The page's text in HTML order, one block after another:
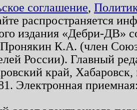
соглашение,
распространяется
издания «Дебри-ДВ»
К.А. (член
России). Главный
край,
Электронная